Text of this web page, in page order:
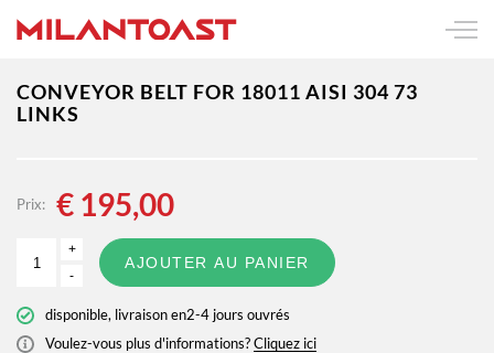
CONVEYOR BELT FOR 18011 AISI 304 73
LINKS
Prix: € 195,00
+
-
AJOUTER AU PANIER
disponible, livraison en2-4 jours ouvrés
Voulez-vous plus d'informations?Cliquez ici